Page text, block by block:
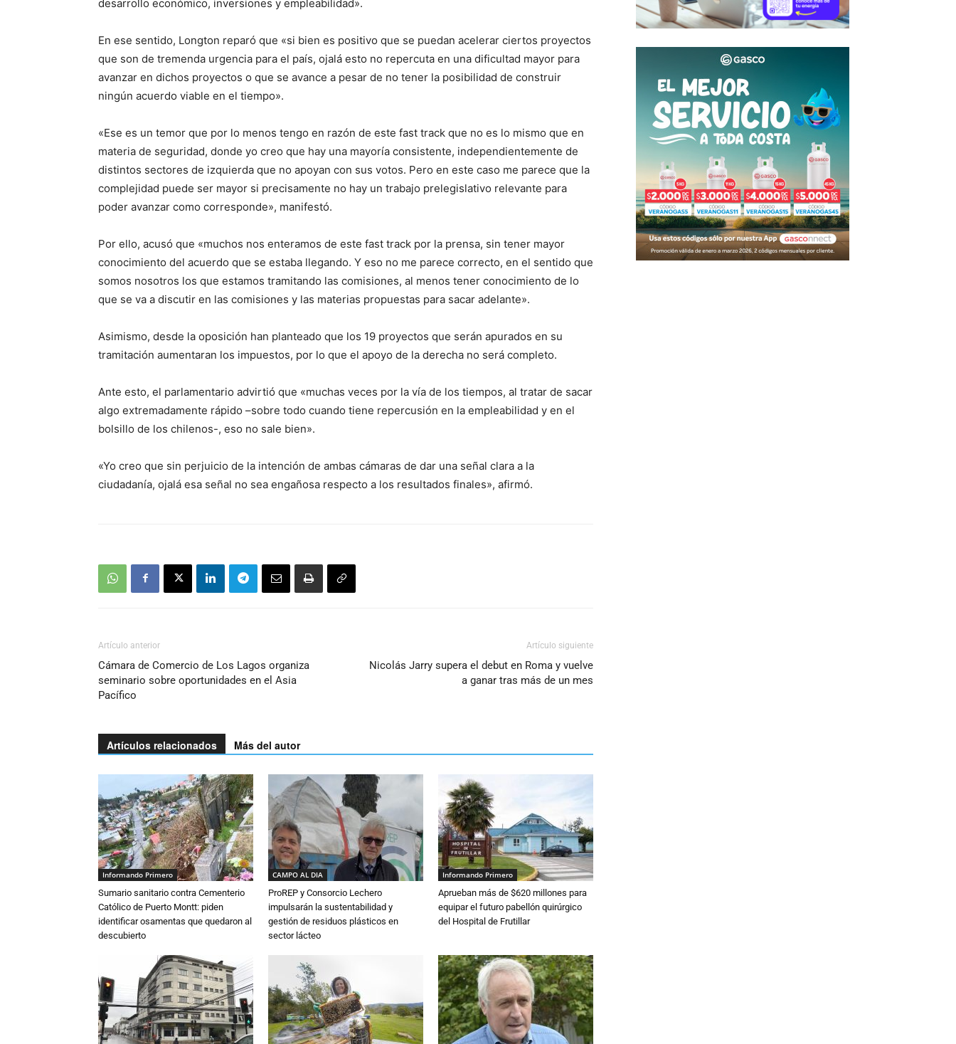
desarrollo económico, inversiones y empleabilidad».
En ese sentido, Longton reparó que «si bien es positivo que se puedan acelerar ciertos proyectos
que son de tremenda urgencia para el país, ojalá esto no repercuta en una dificultad mayor para
avanzar en dichos proyectos o que se avance a pesar de no tener la posibilidad de construir
ningún acuerdo viable en el tiempo».
«Ese es un temor que por lo menos tengo en razón de este fast track que no es lo mismo que en
materia de seguridad, donde yo creo que hay una mayoría consistente, independientemente de
distintos sectores de izquierda que no apoyan con sus votos. Pero en este caso me parece que la
complejidad puede ser mayor si precisamente no hay un trabajo prelegislativo relevante para
poder avanzar como corresponde», manifestó.
Por ello, acusó que «muchos nos enteramos de este fast track por la prensa, sin tener mayor
conocimiento del acuerdo que se estaba llegando. Y eso no me parece correcto, en el sentido que
somos nosotros los que estamos tramitando las comisiones, al menos tener conocimiento de lo
que se va a discutir en las comisiones y las materias propuestas para sacar adelante».
Asimismo, desde la oposición han planteado que los 19 proyectos que serán apurados en su
tramitación aumentaran los impuestos, por lo que el apoyo de la derecha no será completo.
Ante esto, el parlamentario advirtió que «muchas veces por la vía de los tiempos, al tratar de sacar
algo extremadamente rápido –sobre todo cuando tiene repercusión en la empleabilidad y en el
bolsillo de los chilenos-, eso no sale bien».
«Yo creo que sin perjuicio de la intención de ambas cámaras de dar una señal clara a la
ciudadanía, ojalá esa señal no sea engañosa respecto a los resultados finales», afirmó.
Artículo anterior
Cámara de Comercio de Los Lagos organiza
seminario sobre oportunidades en el Asia
Pacífico
Artículo siguiente
Nicolás Jarry supera el debut en Roma y vuelve
a ganar tras más de un mes
Artículos relacionados Más del autor
Informando Primero
Sumario sanitario contra Cementerio
Católico de Puerto Montt: piden
identificar osamentas que quedaron al
descubierto
CAMPO AL DIA
ProREP y Consorcio Lechero
impulsarán la sustentabilidad y
gestión de residuos plásticos en
sector lácteo
Informando Primero
Aprueban más de $620 millones para
equipar el futuro pabellón quirúrgico
del Hospital de Frutillar